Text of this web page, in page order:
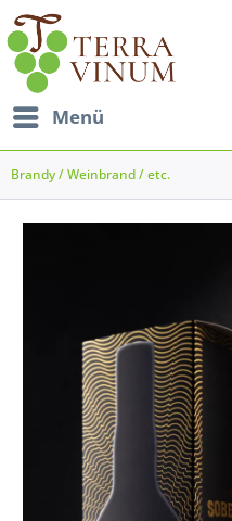
Menü
Brandy / Weinbrand / etc.